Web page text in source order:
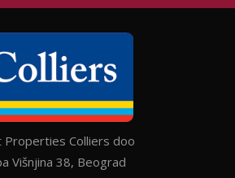
Properties Colliers doo
Višnjina 38, Beograd